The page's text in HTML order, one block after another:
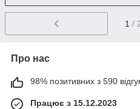
1 /
Про нас
98% позитивних з 590
Працює з 15.12.2023